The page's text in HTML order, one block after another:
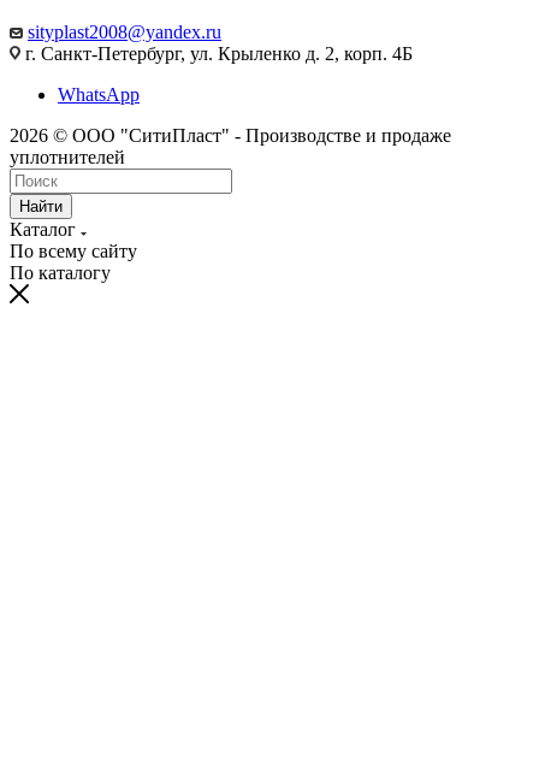
sityplast2008@yandex.ru
г. Санкт-Петербург, ул. Крыленко д. 2, корп. 4Б
WhatsApp
2026 © ООО "СитиПласт" - Производстве и продаже
уплотнителей
Найти
Каталог
По всему сайту
По каталогу